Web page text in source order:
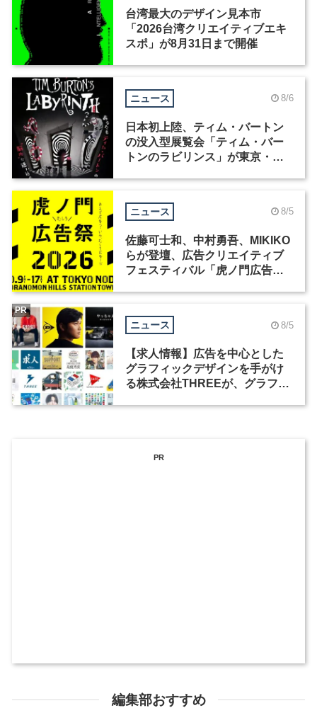
台湾最大のデザイン見本市
「2026台湾クリエイティブエキ
スポ」が8月31日まで開催
ニュース 8/6
日本初上陸、ティム・バートン
の没入型展覧会「ティム・バー
トンのラビリンス」が東京・豊
ニュース 8/5
佐藤可士和、中村勇吾、MIKIKO
らが登壇、広告クリエイティブ
フェスティバル「虎ノ門広告
ニュース 8/5
【求人情報】広告を中心とした
グラフィックデザインを手がけ
る株式会社THREEが、グラフィ
PR
PR
編集部おすすめ